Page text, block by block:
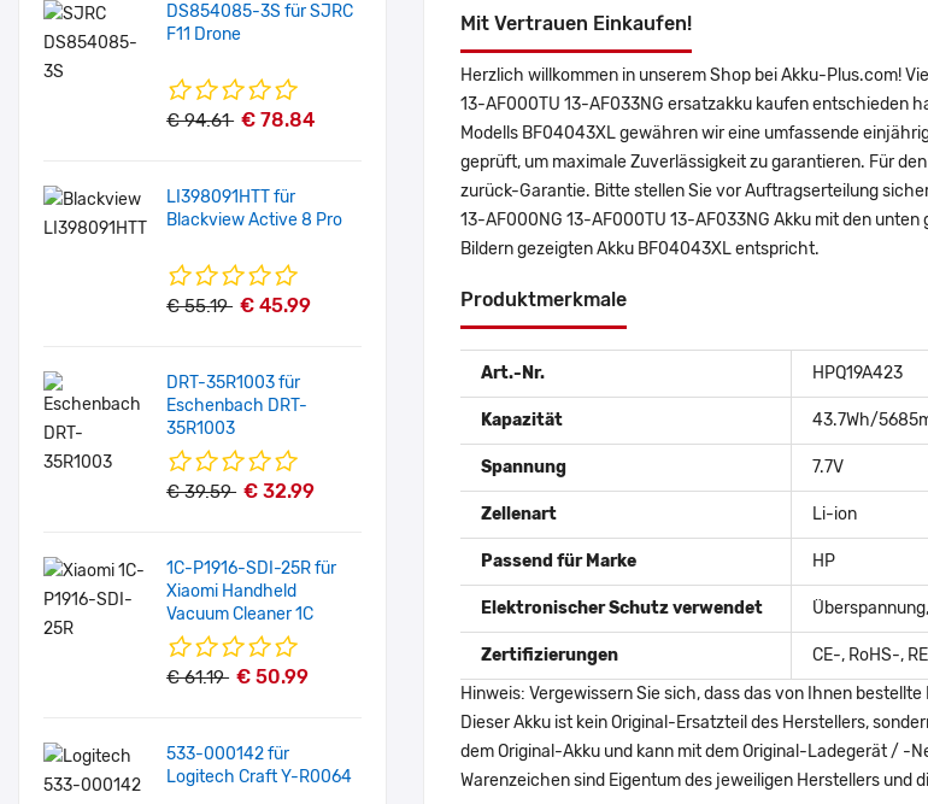
DS854085-3S für SJRC
F11 Drone
€ 94.61 € 78.84
LI398091HTT für
Blackview Active 8 Pro
€ 55.19 € 45.99
DRT-35R1003 für
Eschenbach DRT-
35R1003
€ 39.59 € 32.99
1C-P1916-SDI-25R für
Xiaomi Handheld
Vacuum Cleaner 1C
€ 61.19 € 50.99
533-000142 für
Logitech Craft Y-R0064
Mit Vertrauen Einkaufen!
Herzlich willkommen in unserem Shop bei Akku-Plus.com!
13-AF000TU 13-AF033NG ersatzakku kaufen entschieden
Modells BF04043XL gewähren wir eine umfassende
geprüft, um maximale Zuverlässigkeit zu garantieren. Für
zurück-Garantie. Bitte stellen Sie vor Auftragserteilung
13-AF000NG 13-AF000TU 13-AF033NG Akku mit den
Bildern gezeigten Akku BF04043XL entspricht.
Produktmerkmale
Art.-Nr. HPQ19A423
Kapazität 43.7Wh/
Spannung 7.7V
Zellenart Li-ion
Passend für Marke HP
Elektronischer Schutz verwendet
Zertifizierungen
CE-, RoHS-,
Hinweis: Vergewissern Sie sich, dass das von Ihnen
Dieser Akku ist kein Original-Ersatzteil des Herstellers,
dem Original-Akku und kann mit dem Original-Ladegerät / -
Warenzeichen sind Eigentum des jeweiligen Herstellers und